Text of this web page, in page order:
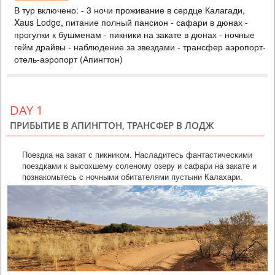
PERSON SHARING 1285 USD
SOUTH AFRICA
4 DAYS
Individual
В тур включено: - 3 ночи проживание в сердце Калагади, Xaus
В тур включено: - 3 ночи проживание в сердце Калагади,
Xaus Lodge, питание полный пансион - сафари в дюнах -
прогулки к бушменам - пикники на закате в дюнах - ночные
гейм драйвы - наблюдение за звездами - трансфер аэропорт-
отель-аэропорт (Апингтон)
DAY 1
ПРИБЫТИЕ В АПИНГТОН, ТРАНСФЕР В ЛОДЖ
Поездка на закат с пикником. Насладитесь фантастическими
поездками к высохшему соленому озеру и сафари на закате и
познакомьтесь с ночными обитателями пустыни Калахари.